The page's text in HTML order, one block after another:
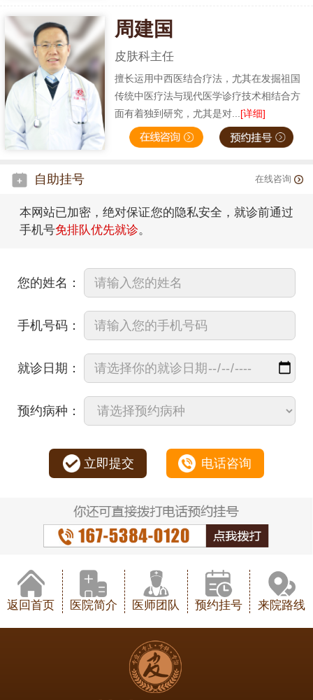
周建国
皮肤科主任
擅长运用中西医结合疗法，尤其在发掘祖国
传统中医疗法与现代医学诊疗技术相结合方
面有着独到研究，尤其是对...[详细]
自助挂号 在线咨询
本网站已加密，绝对保证您的隐私安全，就诊前通过
手机号免排队优先就诊。
您的姓名：
手机号码：
就诊日期：
预约病种：
立即提交 电话咨询
返回首页 医院简介 医师团队 预约挂号 来院路线